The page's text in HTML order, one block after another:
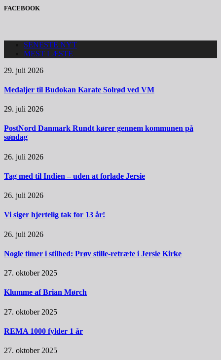
FACEBOOK
SENESTE NYT
MEST LÆSTE
29. juli 2026
Medaljer til Budokan Karate Solrød ved VM
29. juli 2026
PostNord Danmark Rundt kører gennem kommunen på
søndag
26. juli 2026
Tag med til Indien – uden at forlade Jersie
26. juli 2026
Vi siger hjertelig tak for 13 år!
26. juli 2026
Nogle timer i stilhed: Prøv stille-retræte i Jersie Kirke
27. oktober 2025
Klumme af Brian Mørch
27. oktober 2025
REMA 1000 fylder 1 år
27. oktober 2025